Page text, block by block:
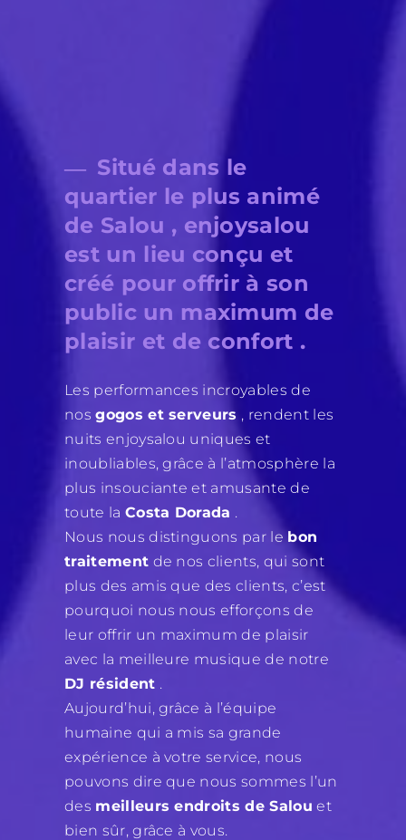
Situé dans le
quartier le plus animé
de Salou , enjoysalou
est un lieu conçu et
créé pour offrir à son
public un maximum de
plaisir et de confort .
Les performances incroyables de
nosgogos et serveurs , rendent les
nuits enjoysalou uniques et
inoubliables, grâce à l’atmosphère la
plus insouciante et amusante de
toute la Costa Dorada .
Nous nous distinguons par le bon
traitement de nos clients, qui sont
plus des amis que des clients, c’est
pourquoi nous nous efforçons de
leur offrir un maximum de plaisir
avec la meilleure musique de notre
DJ résident .
Aujourd’hui, grâce à l’équipe
humaine qui a mis sa grande
expérience à votre service, nous
pouvons dire que nous sommes l’un
des meilleurs endroits de Salou et
bien sûr, grâce à vous.